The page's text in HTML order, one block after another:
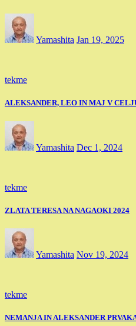
Yamashita Jan 19, 2025
tekme
ALEKSANDER, LEO IN MAJ V
Yamashita Dec 1, 2024
tekme
ZLATA TERESA NA NAGAOKI 2024
Yamashita Nov 19, 2024
tekme
NEMANJA IN ALEKSANDER